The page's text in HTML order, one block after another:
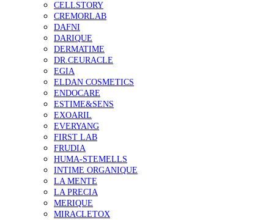
CELLSTORY
CREMORLAB
DAFNI
DARIQUE
DERMATIME
DR.CEURACLE
EGIA
ELDAN COSMETICS
ENDOCARE
ESTIME&SENS
EXOARIL
EVERYANG
FIRST LAB
FRUDIA
HUMA-STEMELLS
INTIME ORGANIQUE
LA MENTE
LA PRECIA
MERIQUE
MIRACLETOX